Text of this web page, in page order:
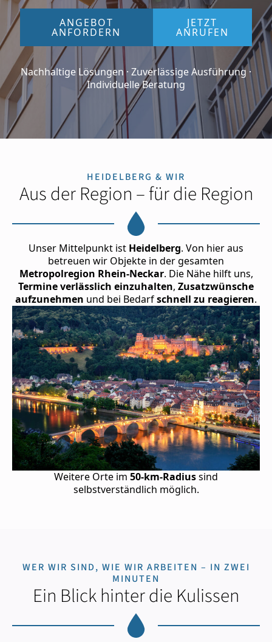
ANGEBOT
ANFORDERN
JETZT
ANRUFEN
Nachhaltige Lösungen · Zuverlässige Ausführung ·
Individuelle Beratung
HEIDELBERG & WIR
Aus der Region – für die Region
Unser Mittelpunkt ist Heidelberg. Von hier aus
betreuen wir Objekte in der gesamten
Metropolregion Rhein-Neckar. Die Nähe hilft uns,
Termine verlässlich einzuhalten, Zusatzwünsche
aufzunehmen und bei Bedarfschnell zu reagieren.
Weitere Orte im 50-km-Radiussind
selbstverständlich möglich.
WER WIR SIND, WIE WIR ARBEITEN – IN ZWEI
MINUTEN
Ein Blick hinter die Kulissen